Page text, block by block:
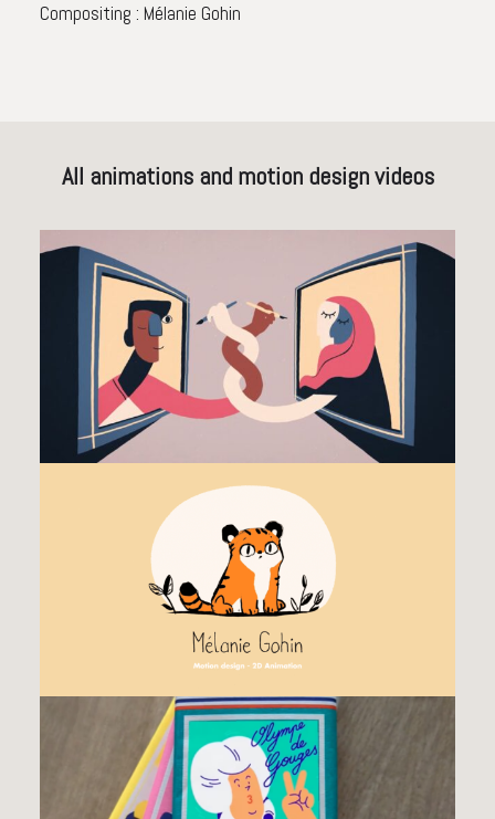
Compositing : Mélanie Gohin
All animations and motion design videos